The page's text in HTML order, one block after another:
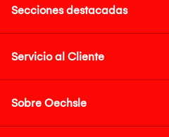
Secciones destacadas
Servicio al Cliente
Sobre Oechsle